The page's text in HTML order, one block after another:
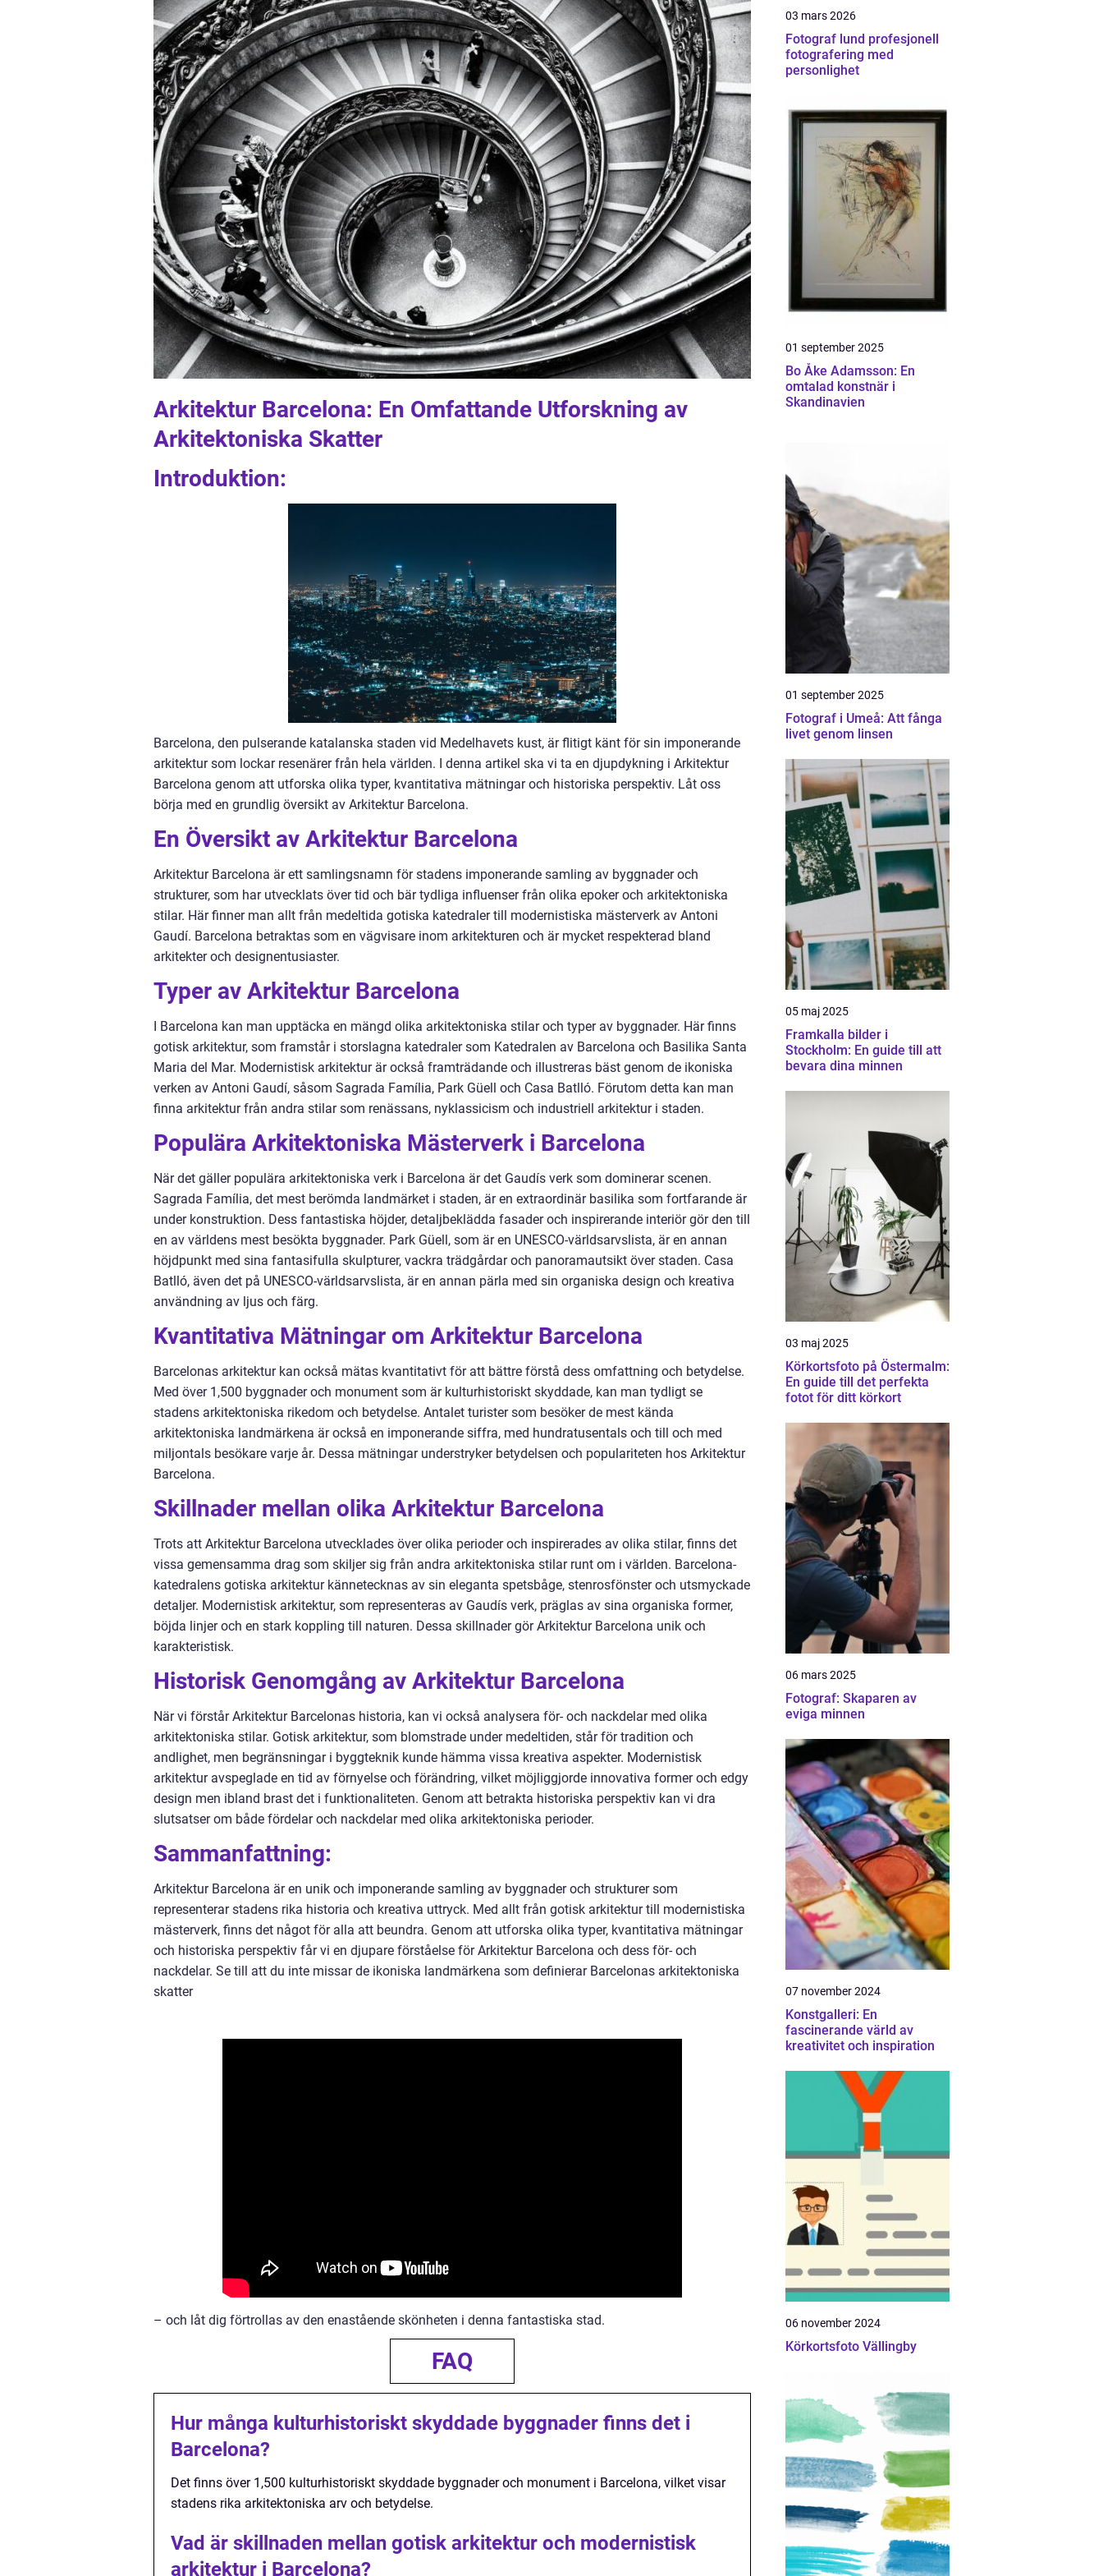
Arkitektur Barcelona: En Omfattande Utforskning av
Arkitektoniska Skatter
Introduktion:
Barcelona, den pulserande katalanska staden vid Medelhavets kust, är flitigt känt för sin imponerande
arkitektur som lockar resenärer från hela världen. I denna artikel ska vi ta en djupdykning i Arkitektur
Barcelona genom att utforska olika typer, kvantitativa mätningar och historiska perspektiv. Låt oss
börja med en grundlig översikt av Arkitektur Barcelona.
En Översikt av Arkitektur Barcelona
Arkitektur Barcelona är ett samlingsnamn för stadens imponerande samling av byggnader och
strukturer, som har utvecklats över tid och bär tydliga influenser från olika epoker och arkitektoniska
stilar. Här finner man allt från medeltida gotiska katedraler till modernistiska mästerverk av Antoni
Gaudí. Barcelona betraktas som en vägvisare inom arkitekturen och är mycket respekterad bland
arkitekter och designentusiaster.
Typer av Arkitektur Barcelona
I Barcelona kan man upptäcka en mängd olika arkitektoniska stilar och typer av byggnader. Här finns
gotisk arkitektur, som framstår i storslagna katedraler som Katedralen av Barcelona och Basilika Santa
Maria del Mar. Modernistisk arkitektur är också framträdande och illustreras bäst genom de ikoniska
verken av Antoni Gaudí, såsom Sagrada Família, Park Güell och Casa Batlló. Förutom detta kan man
finna arkitektur från andra stilar som renässans, nyklassicism och industriell arkitektur i staden.
Populära Arkitektoniska Mästerverk i Barcelona
När det gäller populära arkitektoniska verk i Barcelona är det Gaudís verk som dominerar scenen.
Sagrada Família, det mest berömda landmärket i staden, är en extraordinär basilika som fortfarande är
under konstruktion. Dess fantastiska höjder, detaljbeklädda fasader och inspirerande interiör gör den till
en av världens mest besökta byggnader. Park Güell, som är en UNESCO-världsarvslista, är en annan
höjdpunkt med sina fantasifulla skulpturer, vackra trädgårdar och panoramautsikt över staden. Casa
Batlló, även det på UNESCO-världsarvslista, är en annan pärla med sin organiska design och kreativa
användning av ljus och färg.
Kvantitativa Mätningar om Arkitektur Barcelona
Barcelonas arkitektur kan också mätas kvantitativt för att bättre förstå dess omfattning och betydelse.
Med över 1,500 byggnader och monument som är kulturhistoriskt skyddade, kan man tydligt se
stadens arkitektoniska rikedom och betydelse. Antalet turister som besöker de mest kända
arkitektoniska landmärkena är också en imponerande siffra, med hundratusentals och till och med
miljontals besökare varje år. Dessa mätningar understryker betydelsen och populariteten hos Arkitektur
Barcelona.
Skillnader mellan olika Arkitektur Barcelona
Trots att Arkitektur Barcelona utvecklades över olika perioder och inspirerades av olika stilar, finns det
vissa gemensamma drag som skiljer sig från andra arkitektoniska stilar runt om i världen. Barcelona-
katedralens gotiska arkitektur kännetecknas av sin eleganta spetsbåge, stenrosfönster och utsmyckade
detaljer. Modernistisk arkitektur, som representeras av Gaudís verk, präglas av sina organiska former,
böjda linjer och en stark koppling till naturen. Dessa skillnader gör Arkitektur Barcelona unik och
karakteristisk.
Historisk Genomgång av Arkitektur Barcelona
När vi förstår Arkitektur Barcelonas historia, kan vi också analysera för- och nackdelar med olika
arkitektoniska stilar. Gotisk arkitektur, som blomstrade under medeltiden, står för tradition och
andlighet, men begränsningar i byggteknik kunde hämma vissa kreativa aspekter. Modernistisk
arkitektur avspeglade en tid av förnyelse och förändring, vilket möjliggjorde innovativa former och edgy
design men ibland brast det i funktionaliteten. Genom att betrakta historiska perspektiv kan vi dra
slutsatser om både fördelar och nackdelar med olika arkitektoniska perioder.
Sammanfattning:
Arkitektur Barcelona är en unik och imponerande samling av byggnader och strukturer som
representerar stadens rika historia och kreativa uttryck. Med allt från gotisk arkitektur till modernistiska
mästerverk, finns det något för alla att beundra. Genom att utforska olika typer, kvantitativa mätningar
och historiska perspektiv får vi en djupare förståelse för Arkitektur Barcelona och dess för- och
nackdelar. Se till att du inte missar de ikoniska landmärkena som definierar Barcelonas arkitektoniska
skatter
– och låt dig förtrollas av den enastående skönheten i denna fantastiska stad.
FAQ
Hur många kulturhistoriskt skyddade byggnader finns det i
Barcelona?
Det finns över 1,500 kulturhistoriskt skyddade byggnader och monument i Barcelona, vilket visar
stadens rika arkitektoniska arv och betydelse.
Vad är skillnaden mellan gotisk arkitektur och modernistisk
arkitektur i Barcelona?
03 mars 2026
Fotograf lund profesjonell
fotografering med
personlighet
01 september 2025
Bo Åke Adamsson: En
omtalad konstnär i
Skandinavien
01 september 2025
Fotograf i Umeå: Att fånga
livet genom linsen
05 maj 2025
Framkalla bilder i
Stockholm: En guide till att
bevara dina minnen
03 maj 2025
Körkortsfoto på Östermalm:
En guide till det perfekta
fotot för ditt körkort
06 mars 2025
Fotograf: Skaparen av
eviga minnen
07 november 2024
Konstgalleri: En
fascinerande värld av
kreativitet och inspiration
06 november 2024
Körkortsfoto Vällingby